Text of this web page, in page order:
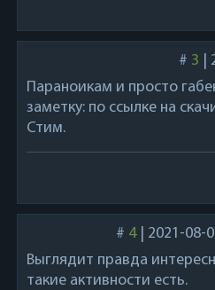
# 3
Параноикам и просто
заметку: по ссылке на
Стим.
# 4| 2021-08-
Выглядит правда
такие активности есть.